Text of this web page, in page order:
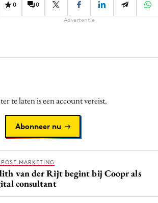
0 0
Advertentie
te laten is een account vereist.
Abonneer nu
MARKETING
van der Rijt begint bij Coopr als
consultant